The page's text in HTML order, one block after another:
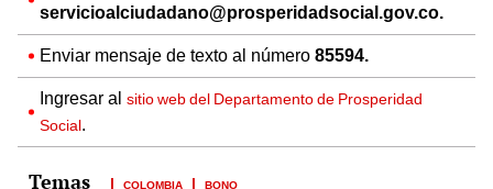
servicioalciudadano@prosperidadsocial.gov.co.
Enviar mensaje de texto al número 85594.
Ingresar al sitio web del Departamento de Prosperidad
Social.
COLOMBIA BONO